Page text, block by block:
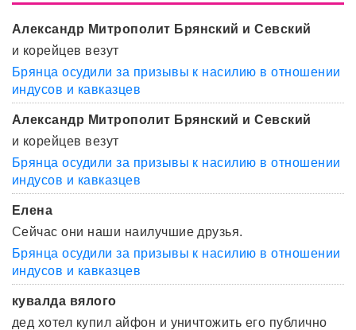
Александр Митрополит Брянский и Севский
и корейцев везут
Брянца осудили за призывы к насилию в отношении
индусов и кавказцев
Александр Митрополит Брянский и Севский
и корейцев везут
Брянца осудили за призывы к насилию в отношении
индусов и кавказцев
Елена
Сейчас они наши наилучшие друзья.
Брянца осудили за призывы к насилию в отношении
индусов и кавказцев
кувалда вялого
дед хотел купил айфон и уничтожить его публично